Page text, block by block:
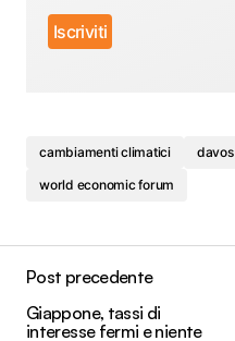
cambiamenti climatici davos
world economic forum
Post precedente
Giappone, tassi di
interesse fermi e niente